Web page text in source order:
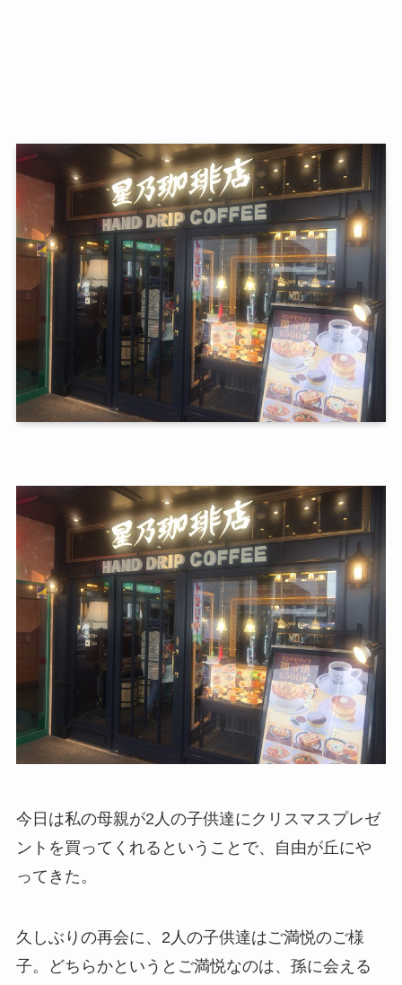
今日は私の母親が2人の子供達にクリスマスプレゼ
ントを買ってくれるということで、自由が丘にや
ってきた。
久しぶりの再会に、2人の子供達はご満悦のご様
子。どちらかというとご満悦なのは、孫に会える